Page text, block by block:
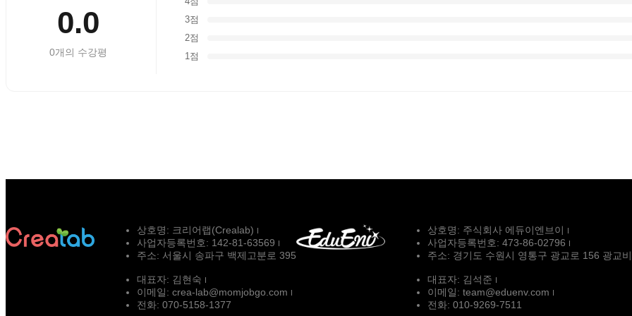
0.0
0개의 수강평
3점
2점
1점
상호명: 크리어랩(Crealab)
사업자등록번호: 142-81-63569
주소: 서울시 송파구 백제고분로 395
대표자: 김현숙
이메일: crea-lab@momjobgo.com
전화: 070-5158-1377
상호명: 주식회사 에듀이엔브이
사업자등록번호: 473-86-02796
주소: 경기도 수원시 영통구 광교로 156 광교
대표자: 김석준
이메일: team@eduenv.com
전화: 010-9269-7511